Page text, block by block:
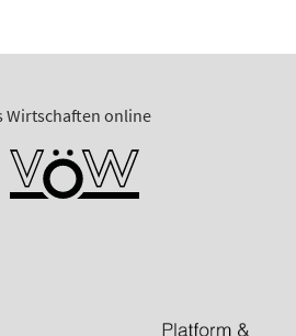
Wirtschaften online